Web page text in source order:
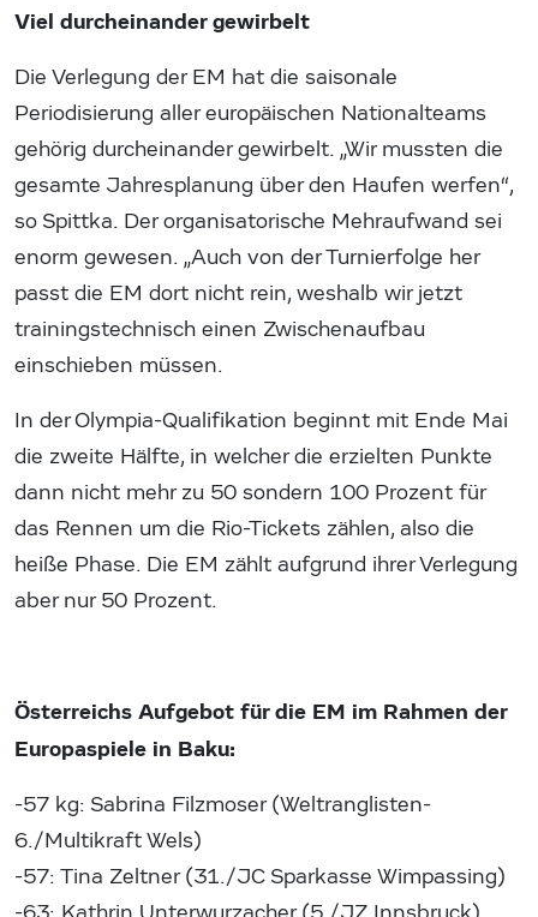
Viel durcheinander gewirbelt
Die Verlegung der EM hat die saisonale
Periodisierung aller europäischen Nationalteams
gehörig durcheinander gewirbelt. „Wir mussten die
gesamte Jahresplanung über den Haufen werfen“,
so Spittka. Der organisatorische Mehraufwand sei
enorm gewesen. „Auch von der Turnierfolge her
passt die EM dort nicht rein, weshalb wir jetzt
trainingstechnisch einen Zwischenaufbau
einschieben müssen.
In der Olympia-Qualifikation beginnt mit Ende Mai
die zweite Hälfte, in welcher die erzielten Punkte
dann nicht mehr zu 50 sondern 100 Prozent für
das Rennen um die Rio-Tickets zählen, also die
heiße Phase. Die EM zählt aufgrund ihrer Verlegung
aber nur 50 Prozent.
Österreichs Aufgebot für die EM im Rahmen der
Europaspiele in Baku:
-57 kg: Sabrina Filzmoser (Weltranglisten-
6./Multikraft Wels)
-57: Tina Zeltner (31./JC Sparkasse Wimpassing)